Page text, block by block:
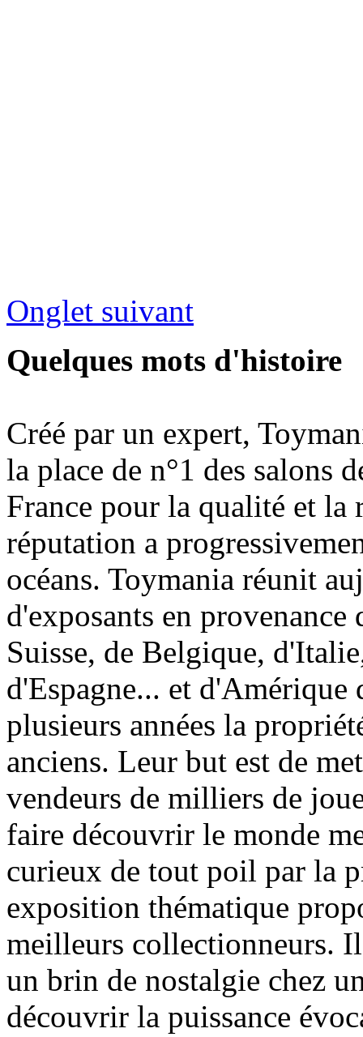
Onglet suivant
Quelques mots d'histoire
Créé par un expert,
la place de n°1 des salons
France pour la qualité et la
réputation a
océans. Toymania réunit
d'exposants en
Suisse, de Belgique,
d'Espagne... et
plusieurs années la
anciens. Leur but est de
vendeurs de milliers de
faire découvrir le monde
curieux de tout poil par la
exposition thématique
meilleurs collectionneurs.
un brin de nostalgie chez
découvrir la puissance